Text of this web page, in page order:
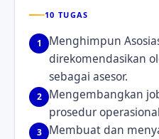
10 TUGAS
1
Menghimpun
direkomendasikan
sebagai asesor.
2
Mengembangkan
prosedur
3
Membuat dan